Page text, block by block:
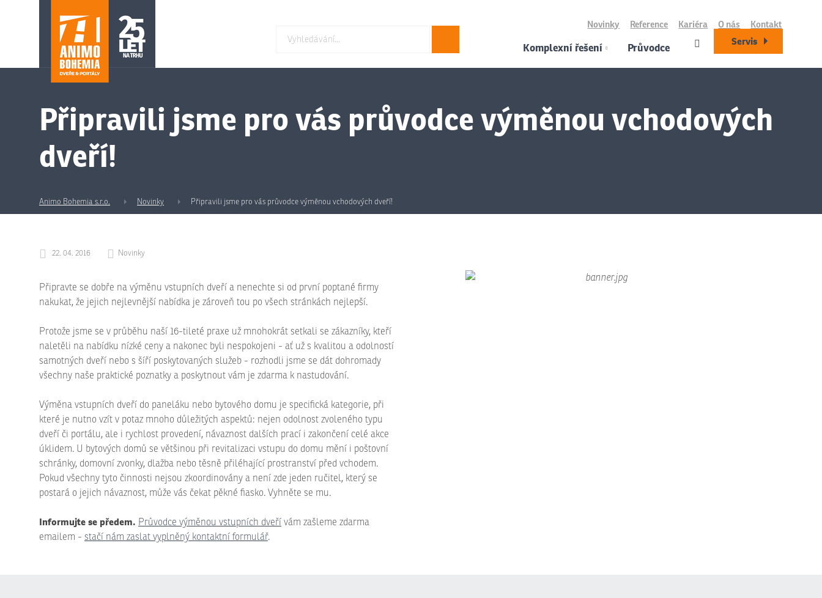
Komplexní řešení Průvodce Servis
Novinky Reference Kariéra O nás Kontakt
Připravili jsme pro vás průvodce výměnou vchodových
dveří!
Animo Bohemia s.r.o. Novinky Připravili jsme pro vás průvodce výměnou vchodových dveří!
22. 04. 2016 Novinky
Připravte se dobře na výměnu vstupních dveří a nenechte si od první poptané firmy
nakukat, že jejich nejlevnější nabídka je zároveň tou po všech stránkách nejlepší.
Protože jsme se v průběhu naší 16-tileté praxe už mnohokrát setkali se zákazníky, kteří
naletěli na nabídku nízké ceny a nakonec byli nespokojeni - ať už s kvalitou a odolností
samotných dveří nebo s šíří poskytovaných služeb - rozhodli jsme se dát dohromady
všechny naše praktické poznatky a poskytnout vám je zdarma k nastudování.
Výměna vstupních dveří do paneláku nebo bytového domu je specifická kategorie, při
které je nutno vzít v potaz mnoho důležitých aspektů: nejen odolnost zvoleného typu
dveří či portálu, ale i rychlost provedení, návaznost dalších prací i zakončení celé akce
úklidem. U bytových domů se většinou při revitalizaci vstupu do domu mění i poštovní
schránky, domovní zvonky, dlažba nebo těsně přiléhající prostranství před vchodem.
Pokud všechny tyto činnosti nejsou zkoordinovány a není zde jeden ručitel, který se
postará o jejich návaznost, může vás čekat pěkné fiasko. Vyhněte se mu.
Informujte se předem. Průvodce výměnou vstupních dveří vám zašleme zdarma
emailem - stačí nám zaslat vyplněný kontaktní formulář.